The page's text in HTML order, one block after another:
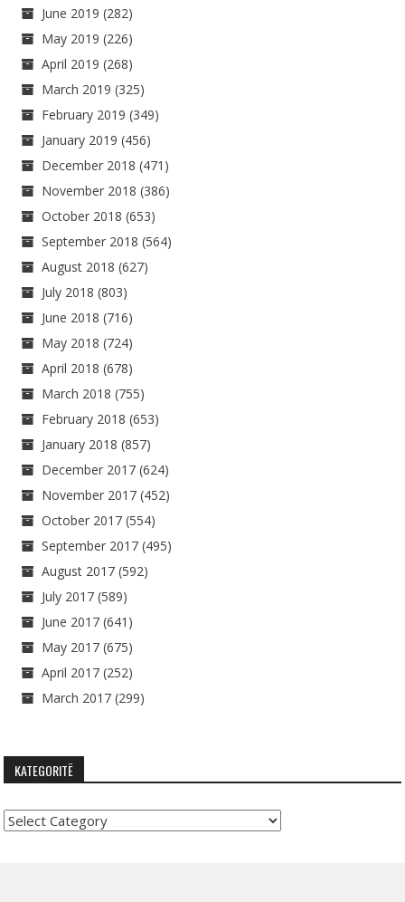
June 2019 (282)
May 2019 (226)
April 2019 (268)
March 2019 (325)
February 2019 (349)
January 2019 (456)
December 2018 (471)
November 2018 (386)
October 2018 (653)
September 2018 (564)
August 2018 (627)
July 2018 (803)
June 2018 (716)
May 2018 (724)
April 2018 (678)
March 2018 (755)
February 2018 (653)
January 2018 (857)
December 2017 (624)
November 2017 (452)
October 2017 (554)
September 2017 (495)
August 2017 (592)
July 2017 (589)
June 2017 (641)
May 2017 (675)
April 2017 (252)
March 2017 (299)
KATEGORITË
Kategoritë